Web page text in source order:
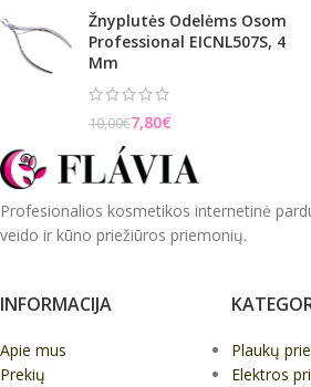
Žnyplutės Odelėms Osom
Professional EICNL507S, 4
Mm
10,00€7,80€
Profesionalios kosmetikos internetinė
veido ir kūno priežiūros priemonių.
INFORMACIJA
Apie mus
Prekių
Plaukų
Elektros